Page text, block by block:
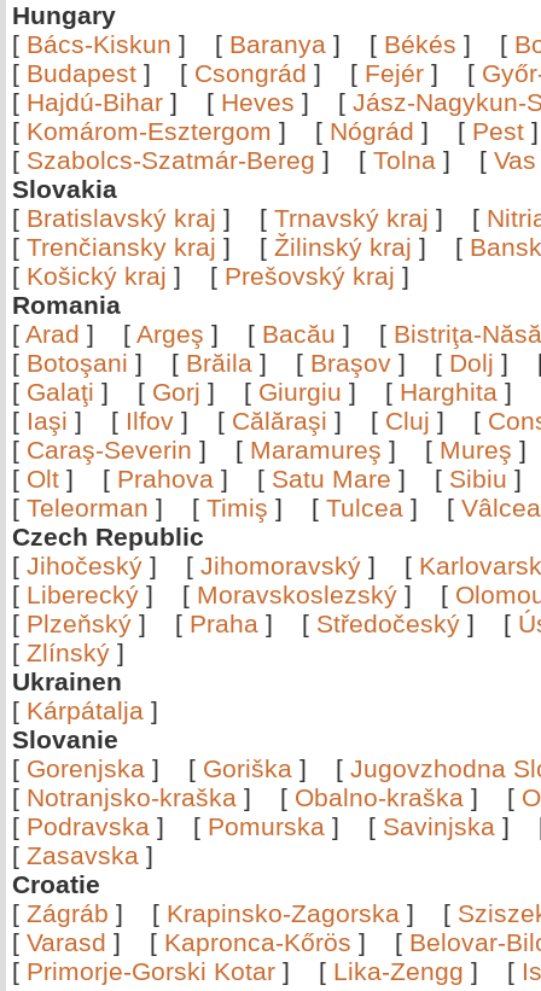
Hungary
[ Bács-Kiskun ] [ Baranya ] [ Békés ] [
[ Budapest ] [ Csongrád ] [ Fejér ] [
[ Hajdú-Bihar ] [ Heves ] [ Jász-Nagykun-
[ Komárom-Esztergom ] [ Nógrád ] [ Pest
[ Szabolcs-Szatmár-Bereg ] [ Tolna ] [ Vas
Slovakia
[ Bratislavský kraj ] [ Trnavský kraj ] [
[ Trenčiansky kraj ] [ Žilinský kraj ] [
[ Košický kraj ] [ Prešovský kraj ]
Romania
[ Arad ] [ Argeş ] [ Bacău ] [ Bistriţa-
[ Botoşani ] [ Brăila ] [ Braşov ] [ Dolj ]
[ Galaţi ] [ Gorj ] [ Giurgiu ] [ Harghita ]
[ Iaşi ] [ Ilfov ] [ Călăraşi ] [ Cluj ] [
[ Caraş-Severin ] [ Maramureş ] [ Mureş
[ Olt ] [ Prahova ] [ Satu Mare ] [ Sibiu
[ Teleorman ] [ Timiş ] [ Tulcea ] [
Czech Republic
[ Jihočeský ] [ Jihomoravský ] [
[ Liberecký ] [ Moravskoslezský ] [
[ Plzeňský ] [ Praha ] [ Středočeský ] [
[ Zlínský ]
Ukrainen
[ Kárpátalja ]
Slovanie
[ Gorenjska ] [ Goriška ] [ Jugovzhodna
[ Notranjsko-kraška ] [ Obalno-kraška ] [
[ Podravska ] [ Pomurska ] [ Savinjska ]
[ Zasavska ]
Croatie
[ Zágráb ] [ Krapinsko-Zagorska ] [
[ Varasd ] [ Kapronca-Kőrös ] [ Belovar-
[ Primorje-Gorski Kotar ] [ Lika-Zengg ] [